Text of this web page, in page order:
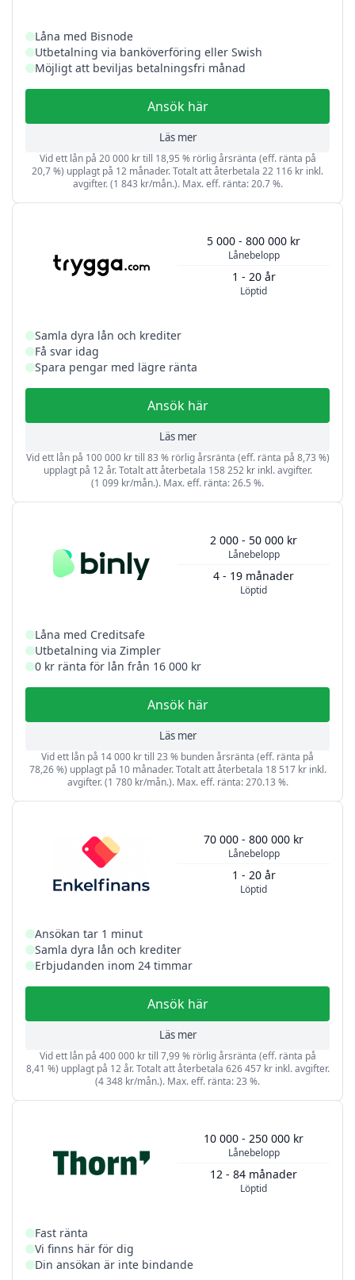
Låna med Bisnode
Utbetalning via banköverföring eller Swish
Möjligt att beviljas betalningsfri månad
Ansök här
Läs mer
Vid ett lån på 20 000 kr till 18,95 % rörlig årsränta (eff. ränta på
20,7 %) upplagt på 12 månader. Totalt att återbetala 22 116 kr inkl.
avgifter. (1 843 kr/mån.). Max. eff. ränta: 20.7 %.
Lånebelopp
5 000 - 800 000 kr
Löptid
1 - 20 år
Samla dyra lån och krediter
Få svar idag
Spara pengar med lägre ränta
Ansök här
Läs mer
Vid ett lån på 100 000 kr till 83 % rörlig årsränta (eff. ränta på 8,73 %)
upplagt på 12 år. Totalt att återbetala 158 252 kr inkl. avgifter.
(1 099 kr/mån.). Max. eff. ränta: 26.5 %.
Lånebelopp
2 000 - 50 000 kr
Löptid
4 - 19 månader
Låna med Creditsafe
Utbetalning via Zimpler
0 kr ränta för lån från 16 000 kr
Ansök här
Läs mer
Vid ett lån på 14 000 kr till 23 % bunden årsränta (eff. ränta på
78,26 %) upplagt på 10 månader. Totalt att återbetala 18 517 kr inkl.
avgifter. (1 780 kr/mån.). Max. eff. ränta: 270.13 %.
Lånebelopp
70 000 - 800 000 kr
Löptid
1 - 20 år
Ansökan tar 1 minut
Samla dyra lån och krediter
Erbjudanden inom 24 timmar
Ansök här
Läs mer
Vid ett lån på 400 000 kr till 7,99 % rörlig årsränta (eff. ränta på
8,41 %) upplagt på 12 år. Totalt att återbetala 626 457 kr inkl. avgifter.
(4 348 kr/mån.). Max. eff. ränta: 23 %.
Lånebelopp
10 000 - 250 000 kr
Löptid
12 - 84 månader
Fast ränta
Vi finns här för dig
Din ansökan är inte bindande